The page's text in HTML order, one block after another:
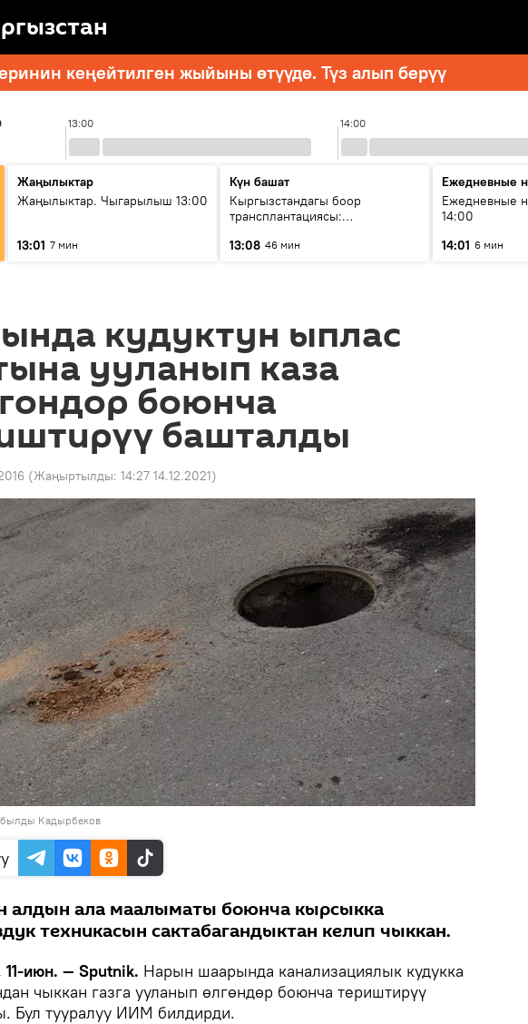
кеңейтилген жыйыны өтүүдө. Түз алып берүү
13:00 14:00
Жаңылыктар
Жаңылыктар. Чыгарылыш 13:00
13:01 7 мин
Күн башат
Кыргызстандагы боор
трансплантациясы:
келечеги
13:08 46 мин
Ежедневные
Ежедневные
14:00
14:01 6 мин
кудуктун ыплас
ууланып каза
боюнча
башталды
(Жаңыртылды: 14:27 14.12.2021)
Кадырбеков
алдын ала маалыматы боюнча кырсыкка
техникасын сактабагандыктан келип чыккан.
июн. — Sputnik. Нарын шаарында канализациялык кудукка
чыккан газга ууланып өлгөндөр боюнча териштирүү
Бул тууралуу ИИМ билдирди.